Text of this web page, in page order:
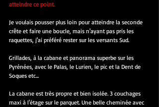
atteindre ce point.
Je voulais pousser plus loin pour atteindre la seconde
crête et faire une boucle, mais n'ayant pas pris les
raquettes, j'ai préféré rester sur les versants Sud.
Grillades, à la cabane et panorama superbe sur les
Pyrénées, avec le Palas, le Lurien, le pic et la Dent de
Soques etc...
La cabane est très propre et bien isolée. 3 couchages
maxi à l'étage sur le parquet. Une belle cheminée avec